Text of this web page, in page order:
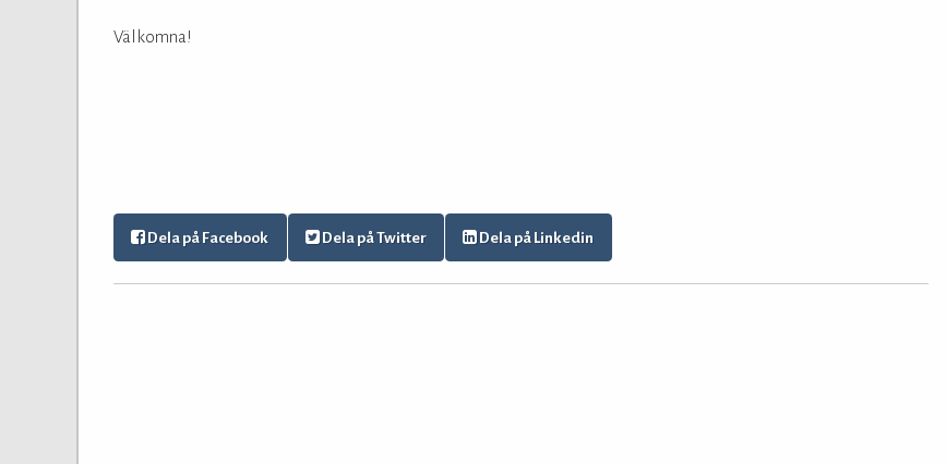
Välkomna!
Dela på Facebook Dela på Twitter Dela på Linkedin